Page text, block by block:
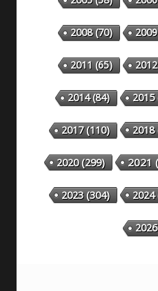
2008(70) 2009
2011 (65) 2012
2014(84) 2015
2017(110) 2018
2020(299) 2021
2023(304) 2024
2026